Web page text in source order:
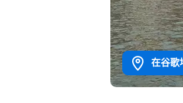
在谷歌